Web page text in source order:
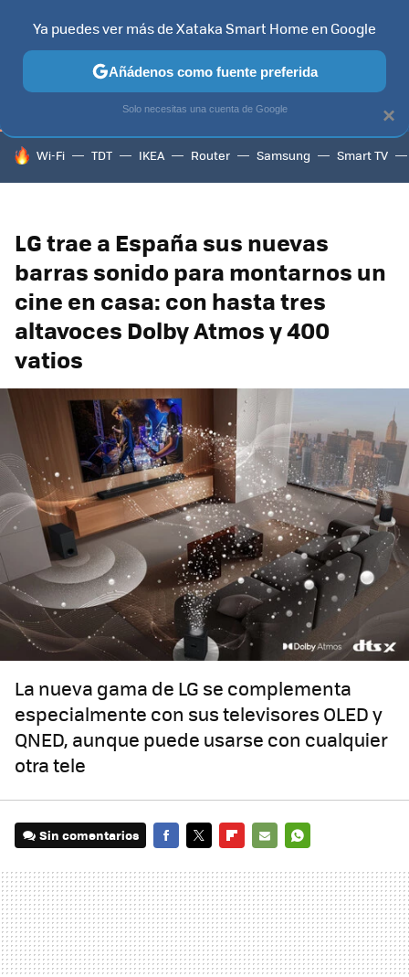
TELEVISORES CONTENIDOS SMART TV SELECCIÓN
HOY SE HABLA DE
Wi-Fi TDT IKEA Router Samsung Smart TV
LG trae a España sus nuevas
barras sonido para montarnos un
cine en casa: con hasta tres
altavoces Dolby Atmos y 400
vatios
La nueva gama de LG se complementa
especialmente con sus televisores OLED y
QNED, aunque puede usarse con cualquier
otra tele
Sin comentarios
MAIL
×
Ya puedes ver más de Xataka Smart Home en Google
Añádenos como fuente preferida
Solo necesitas una cuenta de Google